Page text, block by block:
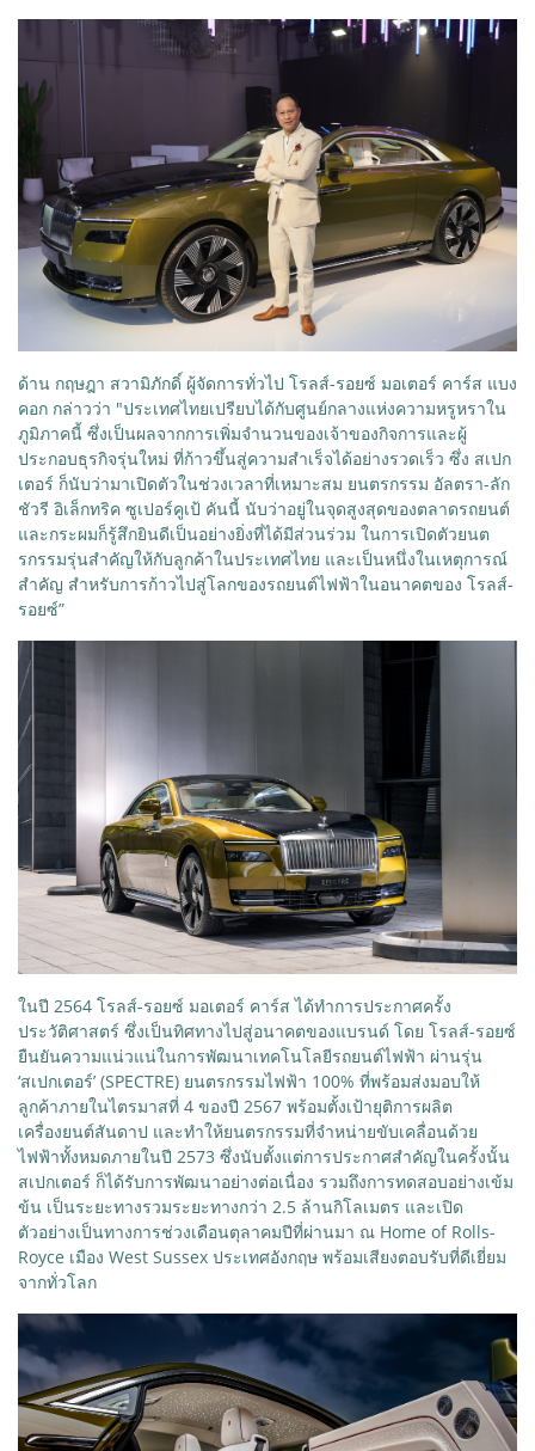
ด้าน กฤษฎา สวามิภักดิ์ ผู้จัดการทั่วไป โรลส์-รอยซ์ มอเตอร์ คาร์ส แบง
คอก กล่าวว่า "ประเทศไทยเปรียบได้กับศูนย์กลางแห่งความหรูหราใน
ภูมิภาคนี้ ซึ่งเป็นผลจากการเพิ่มจำนวนของเจ้าของกิจการและผู้
ประกอบธุรกิจรุ่นใหม่ ที่ก้าวขึ้นสู่ความสำเร็จได้อย่างรวดเร็ว ซึ่ง สเปก
เตอร์ ก็นับว่ามาเปิดตัวในช่วงเวลาที่เหมาะสม ยนตรกรรม อัลตรา-ลัก
ชัวรี อิเล็กทริค ซูเปอร์คูเป้ คันนี้ นับว่าอยู่ในจุดสูงสุดของตลาดรถยนต์
และกระผมก็รู้สึกยินดีเป็นอย่างยิ่งที่ได้มีส่วนร่วม ในการเปิดตัวยนต
รกรรมรุ่นสำคัญให้กับลูกค้าในประเทศไทย และเป็นหนึ่งในเหตุการณ์
สำคัญ สำหรับการก้าวไปสู่โลกของรถยนต์ไฟฟ้าในอนาคตของ โรลส์-
รอยซ์”
ในปี 2564 โรลส์-รอยซ์ มอเตอร์ คาร์ส ได้ทำการประกาศครั้ง
ประวัติศาสตร์ ซึ่งเป็นทิศทางไปสู่อนาคตของแบรนด์ โดย โรลส์-รอยซ์
ยืนยันความแน่วแน่ในการพัฒนาเทคโนโลยีรถยนต์ไฟฟ้า ผ่านรุ่น
‘สเปกเตอร์’ (SPECTRE) ยนตรกรรมไฟฟ้า 100% ที่พร้อมส่งมอบให้
ลูกค้าภายในไตรมาสที่ 4 ของปี 2567 พร้อมตั้งเป้ายุติการผลิต
เครื่องยนต์สันดาป และทำให้ยนตรกรรมที่จำหน่ายขับเคลื่อนด้วย
ไฟฟ้าทั้งหมดภายในปี 2573 ซึ่งนับตั้งแต่การประกาศสำคัญในครั้งนั้น
สเปกเตอร์ ก็ได้รับการพัฒนาอย่างต่อเนื่อง รวมถึงการทดสอบอย่างเข้ม
ข้น เป็นระยะทางรวมระยะทางกว่า 2.5 ล้านกิโลเมตร และเปิด
ตัวอย่างเป็นทางการช่วงเดือนตุลาคมปีที่ผ่านมา ณ Home of Rolls-
Royce เมือง West Sussex ประเทศอังกฤษ พร้อมเสียงตอบรับที่ดีเยี่ยม
จากทั่วโลก